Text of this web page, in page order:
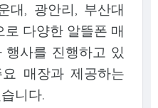
대, 광안리, 부산대
다양한 알뜰폰 매
행사를 진행하고 있
매장과 제공하는
니다.